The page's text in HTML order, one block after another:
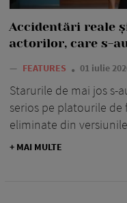
Accidentări reale
actorilor, care s-
— FEATURES 01 iulie
Starurile de mai jos s-
serios pe platourile de
eliminate din
+ MAI MULTE